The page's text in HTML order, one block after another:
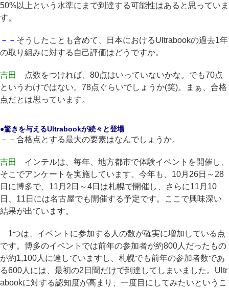
50%以上という水準にまで到達する可能性はあると思っていま
す。
－－ そうしたことも含めて、日本におけるUltrabookの過去1年
の取り組みに対する自己評価はどうですか。
吉田
点数をつければ、80点はいっていないかな。でも70点
というわけではない。78点ぐらいでしょうか(笑)。まぁ、合格
点だとは思っています。
●驚きを与えるUltrabookが続々と登場
－－ 合格点とする最大の要素はなんでしょうか。
吉田 インテルは、毎年、地方都市で体験イベントを開催し、
そこでアンケートを実施しています。今年も、10月26日～28
日に博多で、11月2日～4日は札幌で開催し、さらに11月10
日、11日には名古屋でも開催する予定です。ここで興味深い
結果が出ています。
1つは、イベントに参加する人の数が確実に増加している点
です。博多のイベントでは前年の参加者が約800人だったもの
が約1,100人に達していますし、札幌でも前年の参加者数であ
る600人には、最初の2日間だけで到達してしまいました。Ultr
abookに対する認知度が高まり、一度目にしてみたいというこ